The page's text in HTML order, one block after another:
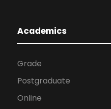
Academics
Grade
Postgraduate
Online